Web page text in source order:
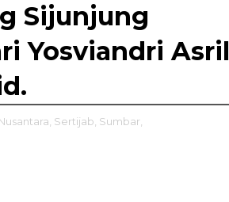
Sijunjung
Yosviandri Asril
Sertijab, Sumbar,